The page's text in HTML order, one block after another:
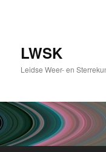
LWSK
Leidse Weer- en